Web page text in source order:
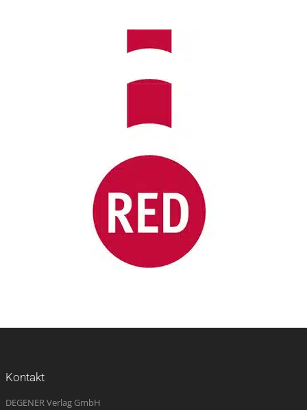
Kontakt
DEGENER Verlag GmbH